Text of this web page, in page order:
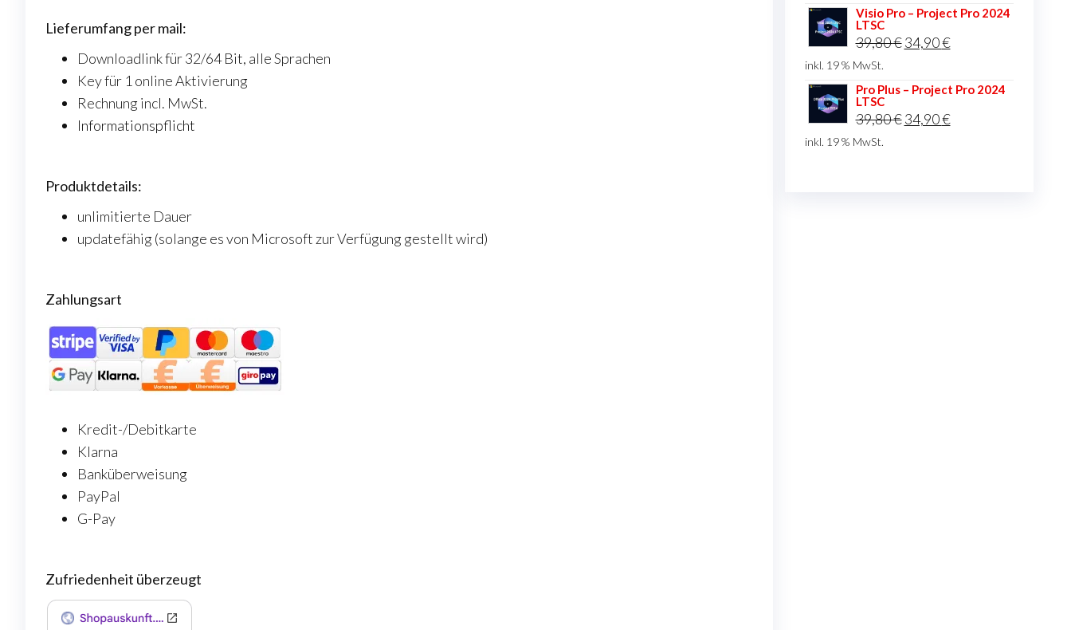
Lieferumfang per mail:
Downloadlink für 32/64 Bit, alle Sprachen
Key für 1 online Aktivierung
Rechnung incl. MwSt.
Informationspflicht
Produktdetails:
unlimitierte Dauer
updatefähig (solange es von Microsoft zur Verfügung gestellt wird)
Zahlungsart
Kredit-/Debitkarte
Klarna
Banküberweisung
PayPal
G-Pay
Zufriedenheit überzeugt
war:
ist:
Visio Pro – Project Pro 2024
LTSC
39,80€ Ursprünglicher
war:
34,90€Aktueller
ist:
inkl. 19 % MwSt.
Pro Plus – Project Pro 2024
LTSC
39,80€ Ursprünglicher
34,90€Aktueller
inkl. 19 % MwSt.